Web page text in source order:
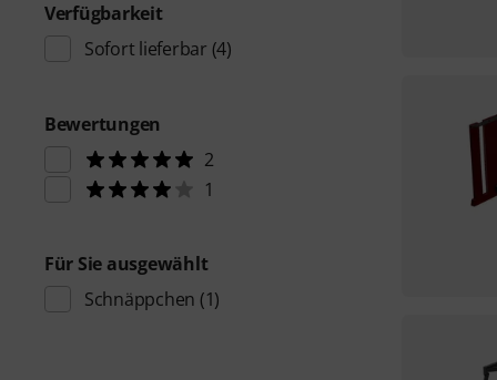
Verfügbarkeit
Sofort lieferbar (4)
Bewertungen
2
1
Für Sie ausgewählt
Schnäppchen (1)